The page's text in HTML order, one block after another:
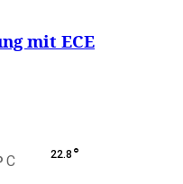
mit ECE
C 22.8 °